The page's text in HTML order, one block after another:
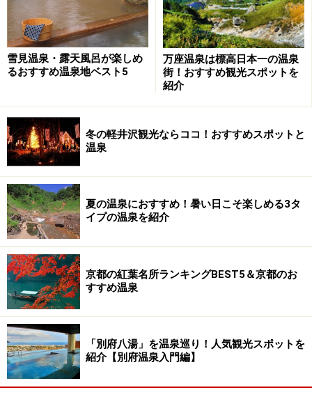
雪見温泉・露天風呂が楽しめ
るおすすめ温泉地ベスト5
万座温泉は標高日本一の温泉
街！おすすめ観光スポットを
紹介
冬の軽井沢観光ならココ！おすすめスポットと
温泉
夏の温泉におすすめ！暑い日こそ楽しめる3タ
イプの温泉を紹介
京都の紅葉名所ランキングBEST5＆京都のお
すすめ温泉
「別府八湯」を温泉巡り！人気観光スポットを
紹介【別府温泉入門編】